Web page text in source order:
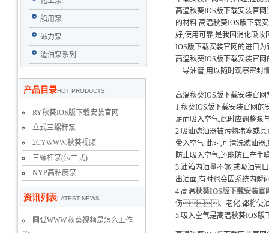
船用泵
磁力泵
渣油泵系列
产品目录HOT PRODUCTS
RY秋葵IOS版下载安装官网
立式三螺杆泵
2CYWWW.秋葵视频
三螺杆泵(法兰式)
NYP高粘度泵
资讯列表LATEST NEWS
圆弧WWW.秋葵视频是怎么工作
高温秋葵IOS版下载安装官
的材料.高温秋葵IOS版下载
好,使用可靠,是我国消化吸收
IOS版下载安装官网的进口
高温秋葵IOS版下载安装官
一导油管,用以随时观察密封
高温秋葵IOS版下载安装官网
1.秋葵IOS版下载安装官网
足而吸入空气.此时应调整泵
2.吸油滤油器被污物堵塞或
带入空气.此时,可清洗滤油
防止吸入空气,还能防止产生
3.油箱内油量不够,或吸油管
出油面,有时也会因系统内瞬
4.高温秋葵IOS版下载安装官
伤、老化,都将使油
5.吸入空气是高温秋葵IOS版